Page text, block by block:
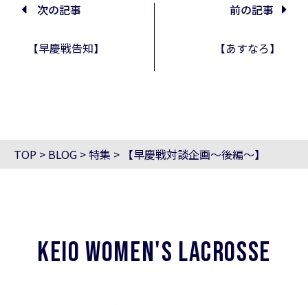
次の記事
【早慶戦告知】
前の記事
【あすなろ】
TOP > BLOG > 特集 > 【早慶戦対談企画〜後編〜】
KEIO WOMEN'S LACROSSE